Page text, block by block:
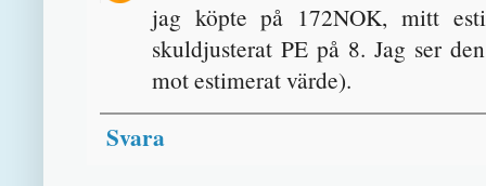
jag köpte på 172NOK, mitt
skuldjusterat PE på 8. Jag ser
mot estimerat värde).
Svara